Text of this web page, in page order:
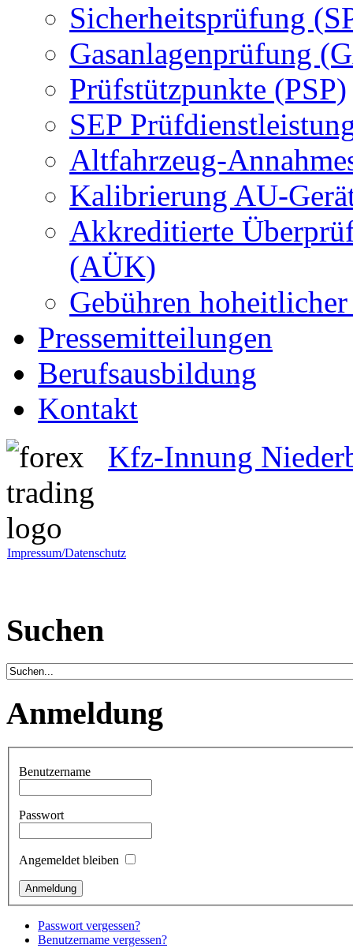
Sicherheitsprüfung
Gasanlagenprüfung
Prüfstützpunkte (PSP)
SEP
Altfahrzeug-
Kalibrierung AU-
Akkreditierte
(AÜK)
Gebühren
Pressemitteilungen
Berufsausbildung
Kontakt
Kfz-Innung
Impressum/Datenschutz
Suchen
Anmeldung
Benutzername
Passwort
Angemeldet bleiben
Passwort vergessen?
Benutzername vergessen?